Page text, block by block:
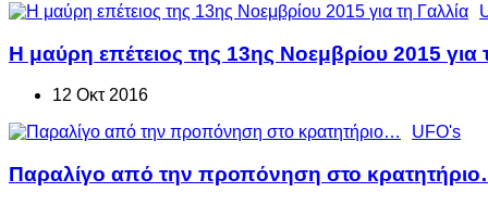
Η μαύρη επέτειος της 13ης Νοεμβρίου 2015 για
12 Οκτ 2016
UFO's
Παραλίγο από την προπόνηση στο